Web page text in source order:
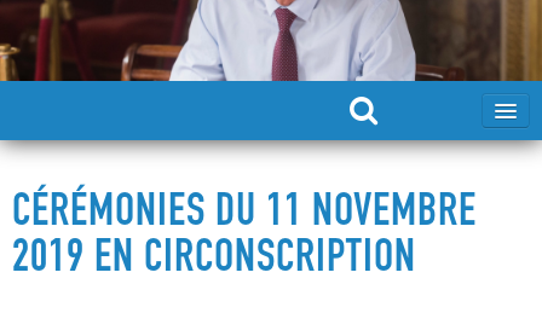
MA CANDIDATURE 2024
CÉRÉMONIES DU 11 NOVEMBRE
2019 EN CIRCONSCRIPTION